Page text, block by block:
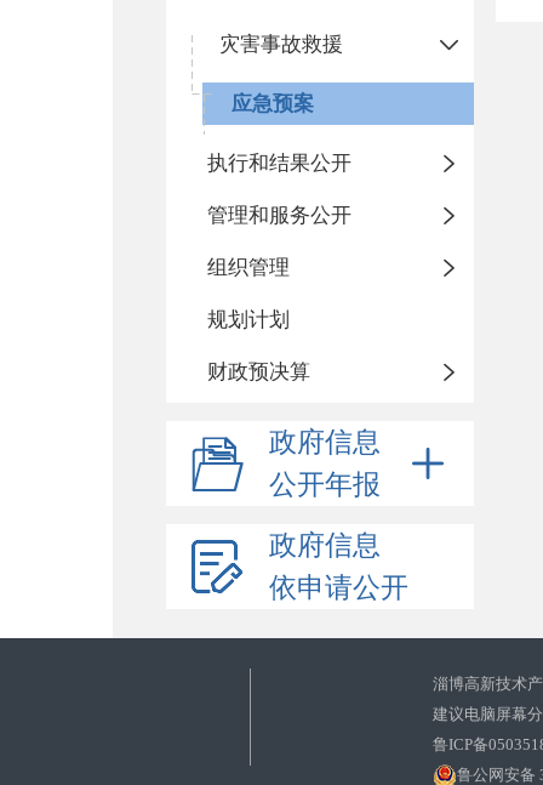
灾害事故救援
应急预案
执行和结果公开
管理和服务公开
组织管理
规划计划
财政预决算
政府信息
公开年报
政府信息
依申请公开
淄博高新技术
建议电脑屏幕
鲁ICP备
鲁公网安备